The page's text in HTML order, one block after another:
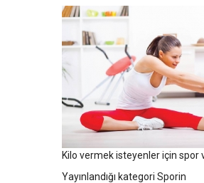
Kilo vermek isteyenler için spor
Yayınlandığı kategori Sporin